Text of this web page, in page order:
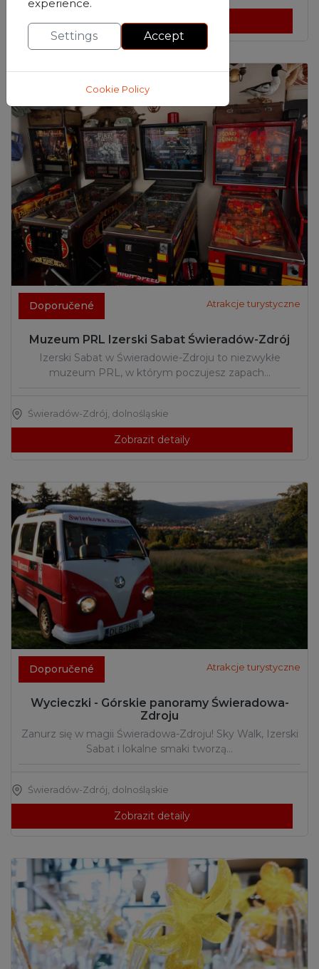
Zobrazit detaily
Doporučené Atrakcje turystyczne
Muzeum PRL Izerski Sabat Świeradów-Zdrój
Izerski Sabat w Świeradowie-Zdroju to niezwykłe
muzeum PRL, w którym poczujesz zapach…
Świeradów-Zdrój, dolnośląskie
Zobrazit detaily
Doporučené Atrakcje turystyczne
Wycieczki - Górskie panoramy Świeradowa-
Zdroju
Zanurz się w magii Świeradowa-Zdroju! Sky Walk, Izerski
Sabat i lokalne smaki tworzą…
Świeradów-Zdrój, dolnośląskie
Zobrazit detaily
experience.
Settings Accept
Cookie Policy